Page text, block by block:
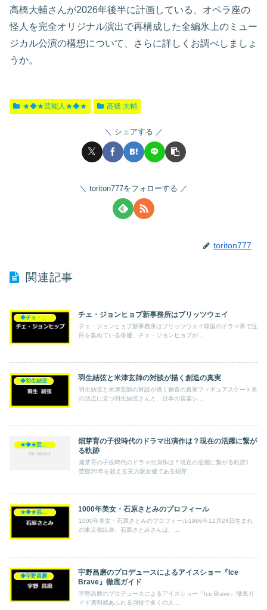
高橋大輔さんが2026年後半に計画している、オペラ座の
怪人を完全オリジナル演出で再構成した全編氷上のミュー
ジカル公演の構想について、さらに詳しくお調べしましょ
うか。
★◆★芸能人★◆★ 高橋 大輔
シェアする
toriton777をフォローする
toriton777
関連記事
◆チェ・ジョンヒョプ チェ・ジョンヒョプ新事務所はブリッツウェイ
チェ・ジョンヒョプ新事務所はブリッツウェイ韓国のドラマ界で注
目を集めている俳優、チェ・ジョンヒョプが...
◆羽生結弦 羽生結弦と米津玄師の対談が描く創造の真実
羽生結弦と米津玄師の対談が描く創造の真実フィギュアスケート界
の頂点に立つ羽生結弦さんと、日本の音楽シ...
畑芽育の子役時代のドラマ出演作は？現在の活躍に繋が
る軌跡
畑芽育の子役時代のドラマ出演作は？現在の活躍に繋がる軌跡1.
芸歴20年を超える実力派女優である畑芽...
★◆★芸能人★◆★ 1000年美女・石原さとみのプロフィール
1000年美女・石原さとみのプロフィール1986年12月24日生まれ
の東京都出身、石原さとみさんは、...
◆宇野昌磨
宇野昌磨のプロデュースによるアイスショー『Ice
Brave』徹底ガイド
宇野昌磨のプロデュースによるアイスショー『Ice Brave』徹底ガ
イド透明感あふれる演技で多くの人...